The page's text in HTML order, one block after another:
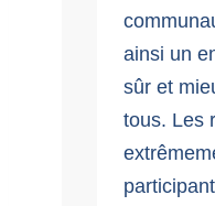
ainsi un
sûr et
tous. Les